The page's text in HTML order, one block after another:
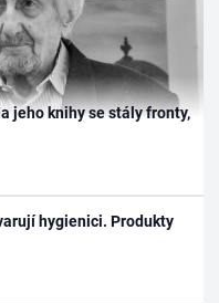
jeho knihy se stály fronty,
hygienici. Produkty